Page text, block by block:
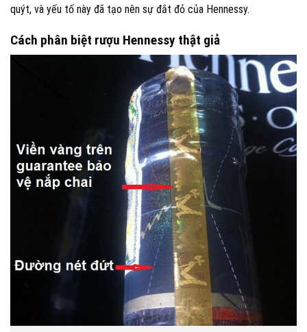
quýt, và yếu tố này đã tạo nên sự đắt đỏ của Hennessy.
Cách phân biệt rượu Hennessy thật giả